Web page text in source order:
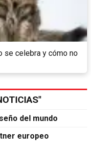
se celebra y cómo no
del mundo
europeo